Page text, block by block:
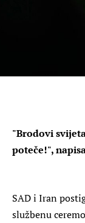
"Brodovi
poteče!",
SAD i Iran
službenu